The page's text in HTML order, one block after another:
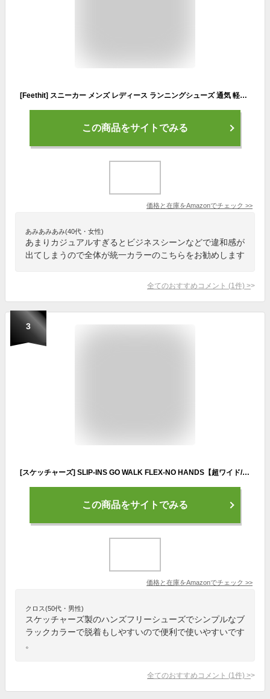
[Feethit] スニーカー メンズ レディース ランニングシューズ 通気 軽量 滑り止 スポーツシューズ スリッポン ジョギング ウォーキング 運動靴 お洒落 旅行 通学 通勤 日常着用 ブラウン 24.0cm
この商品をサイトでみる
価格と在庫をAmazonでチェック >>
あみあみあみ(40代・女性)
あまりカジュアルすぎるとビジネスシーンなどで違和感が
出てしまうので全体が統一カラーのこちらをお勧めします
全てのおすすめコメント (1 件) >
3
[スケッチャーズ] SLIP-INS GO WALK FLEX-NO HANDS【超ワイド/ハンズフリー】 メンズスニーカー216491WW ブラック
この商品をサイトでみる
価格と在庫をAmazonでチェック >>
クロス(50代・男性)
スケッチャーズ製のハンズフリーシューズでシンプルなブ
ラックカラーで脱着もしやすいので便利で使いやすいです
。
全てのおすすめコメント (1 件) >